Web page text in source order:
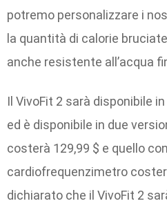
potremo personalizzare i
la quantità di calorie
anche resistente all’acqua
Il VivoFit 2 sarà disponibile
ed è disponibile in due
costerà 129,99 $ e quello
cardiofrequenzimetro
dichiarato che il VivoFit 2